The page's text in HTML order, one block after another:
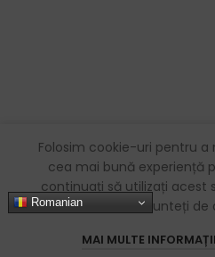
Folosim cookie-uri pentru
cea mai bună experiență
continuați să utilizați acest
sunteți de
MAI MULTE INFORMAȚII
Romanian
Favorite